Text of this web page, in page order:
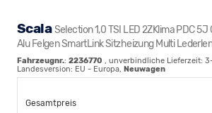
ScalaSelection 1,0 TSI LED 2ZKlima PDC
Alu Felgen SmartLink Sitzheizung Multi
Fahrzeugnr.: 2236770 , unverbindliche Lieferzeit:
Landesversion: EU - Europa, Neuwagen
Gesamtpreis